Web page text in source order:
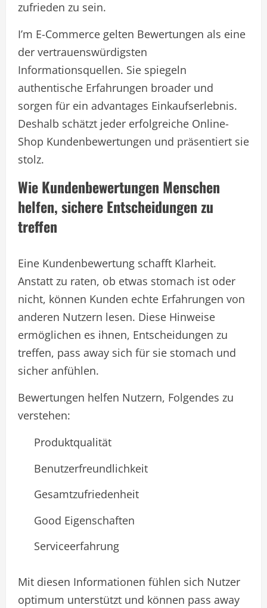
zufrieden zu sein.
I’m E-Commerce gelten Bewertungen als eine
der vertrauenswürdigsten
Informationsquellen. Sie spiegeln
authentische Erfahrungen broader und
sorgen für ein advantages Einkaufserlebnis.
Deshalb schätzt jeder erfolgreiche Online-
Shop Kundenbewertungen und präsentiert sie
stolz.
Wie Kundenbewertungen Menschen
helfen, sichere Entscheidungen zu
treffen
Eine Kundenbewertung schafft Klarheit.
Anstatt zu raten, ob etwas stomach ist oder
nicht, können Kunden echte Erfahrungen von
anderen Nutzern lesen. Diese Hinweise
ermöglichen es ihnen, Entscheidungen zu
treffen, pass away sich für sie stomach und
sicher anfühlen.
Bewertungen helfen Nutzern, Folgendes zu
verstehen:
Produktqualität
Benutzerfreundlichkeit
Gesamtzufriedenheit
Good Eigenschaften
Serviceerfahrung
Mit diesen Informationen fühlen sich Nutzer
optimum unterstützt und können pass away